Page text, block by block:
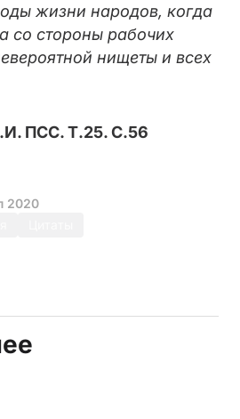
жизни народов, когда
со стороны рабочих
нищеты и всех
ПСС. Т.25. С.56
2020